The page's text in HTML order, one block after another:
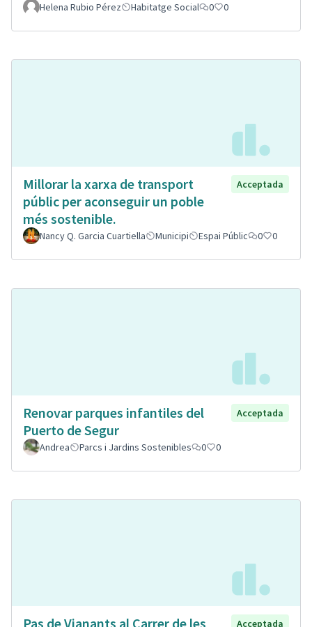
Helena Rubio Pérez Habitatge Social 0 0
Millorar la xarxa de transport
públic per aconseguir un poble
més sostenible.
Acceptada
Nancy Q. Garcia Cuartiella Municipi Espai Públic 0 0
Renovar parques infantiles del
Puerto de Segur
Acceptada
Andrea Parcs i Jardins Sostenibles 0 0
Pas de Vianants al Carrer de les
Acceptada